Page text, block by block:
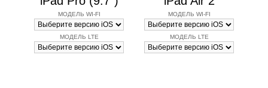
МОДЕЛЬ WI-FI
МОДЕЛЬ LTE
МОДЕЛЬ WI-FI
МОДЕЛЬ LTE